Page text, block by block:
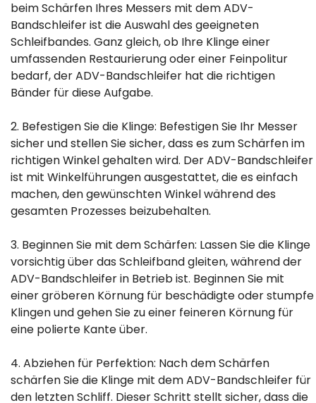
beim Schärfen Ihres Messers mit dem ADV-
Bandschleifer ist die Auswahl des geeigneten
Schleifbandes. Ganz gleich, ob Ihre Klinge einer
umfassenden Restaurierung oder einer Feinpolitur
bedarf, der ADV-Bandschleifer hat die richtigen
Bänder für diese Aufgabe.
2. Befestigen Sie die Klinge: Befestigen Sie Ihr Messer
sicher und stellen Sie sicher, dass es zum Schärfen im
richtigen Winkel gehalten wird. Der ADV-Bandschleifer
ist mit Winkelführungen ausgestattet, die es einfach
machen, den gewünschten Winkel während des
gesamten Prozesses beizubehalten.
3. Beginnen Sie mit dem Schärfen: Lassen Sie die Klinge
vorsichtig über das Schleifband gleiten, während der
ADV-Bandschleifer in Betrieb ist. Beginnen Sie mit
einer gröberen Körnung für beschädigte oder stumpfe
Klingen und gehen Sie zu einer feineren Körnung für
eine polierte Kante über.
4. Abziehen für Perfektion: Nach dem Schärfen
schärfen Sie die Klinge mit dem ADV-Bandschleifer für
den letzten Schliff. Dieser Schritt stellt sicher, dass die